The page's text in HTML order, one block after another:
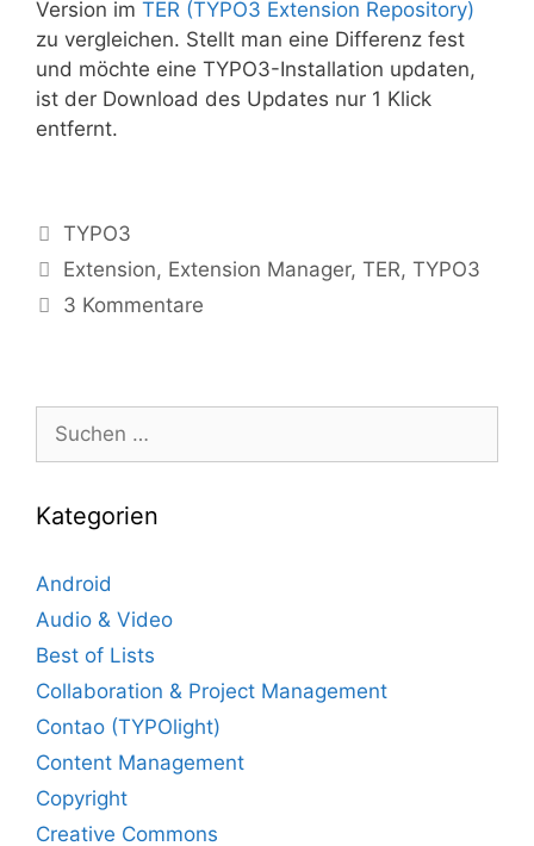
Version im TER (TYPO3 Extension Repository)
zu vergleichen. Stellt man eine Differenz fest
und möchte eine TYPO3-Installation updaten,
ist der Download des Updates nur 1 Klick
entfernt.
Kategorien
TYPO3
Tags
Extension, Extension Manager,TER,TYPO3
3 Kommentare
nach:
Kategorien
Android
Audio & Video
Best of Lists
Collaboration & Project Management
Contao (TYPOlight)
Content Management
Copyright
Creative Commons